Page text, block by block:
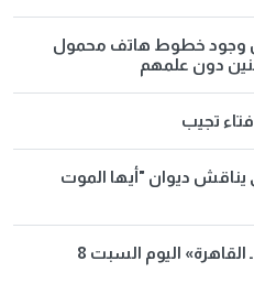
وجود خطوط هاتف محمول
دون علمهم
تجيب
يناقش ديوان "أيها الموت
مواعيد قطارات «الإسكندرية ـ القاهرة» اليوم السبت 8